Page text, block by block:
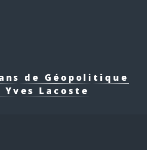
de Géopolitique
Yves Lacoste